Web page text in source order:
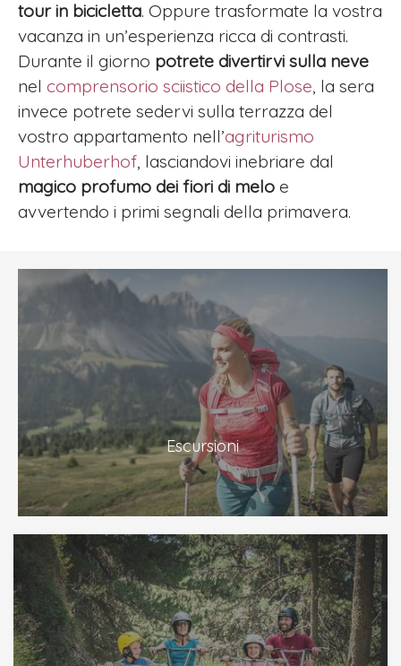
tour in bicicletta. Oppure trasformate la vostra
vacanza in un’esperienza ricca di contrasti.
Durante il giorno potrete divertirvi sulla neve
nel comprensorio sciistico della Plose, la sera
invece potrete sedervi sulla terrazza del
vostro appartamento nell’agriturismo
Unterhuberhof, lasciandovi inebriare dal
magico profumo dei fiori di melo e
avvertendo i primi segnali della primavera.
Escursioni